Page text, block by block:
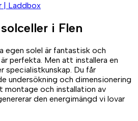
| Laddbox
solceller i Flen
egen solel är fantastisk och
perfekta. Men att installera en
specialistkunskap. Du får
undersökning och dimensionering
montage och installation av
den energimängd vi lovar